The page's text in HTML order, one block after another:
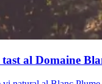
al Domaine